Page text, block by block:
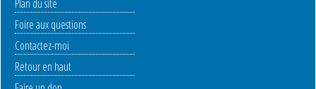
Plan du site
Foire aux questions
Contactez-moi
Retour en haut